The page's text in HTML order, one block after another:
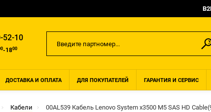
52-10
-1800
ДОСТАВКА И ОПЛАТА ДЛЯ ПОКУПАТЕЛЕЙ ГАРАНТИЯ И СЕРВИС
Кабели 00AL539 Кабель Lenovo System x3500 M5 SAS HD